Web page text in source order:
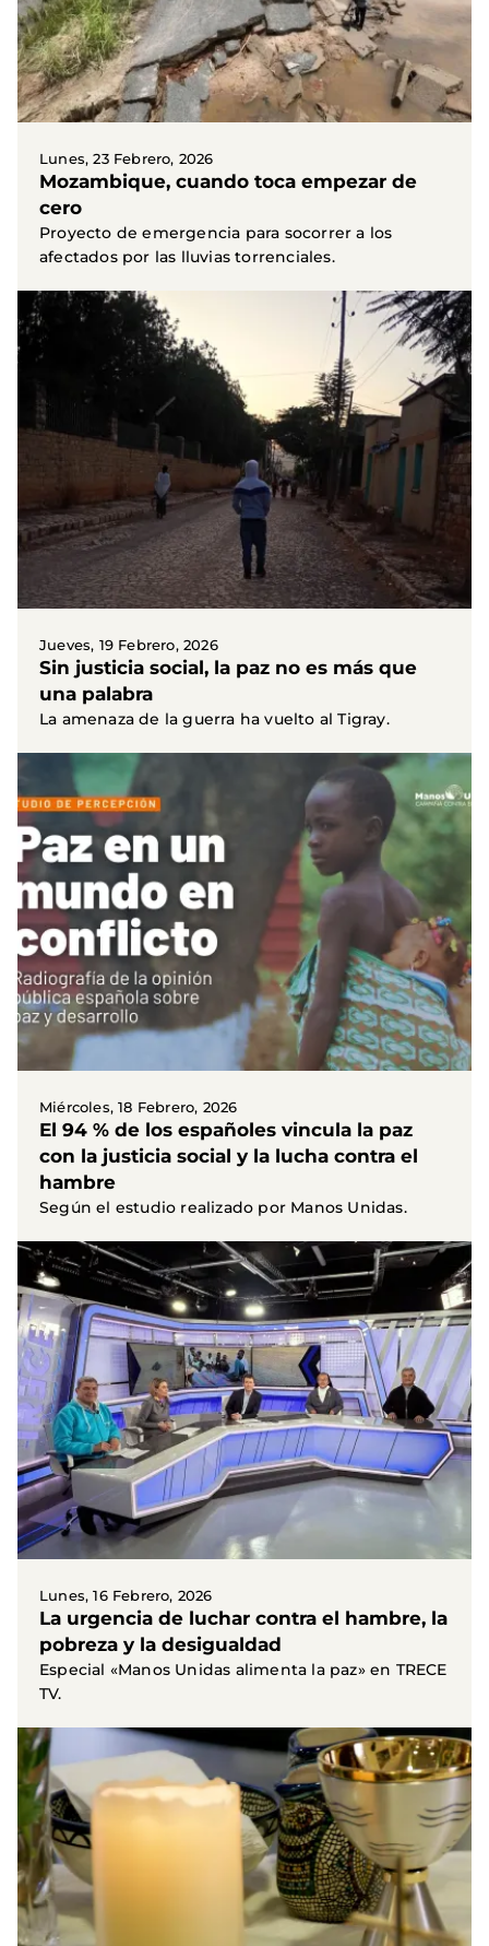
Lunes, 23 Febrero, 2026
Mozambique, cuando toca empezar de
cero
Proyecto de emergencia para socorrer a los
afectados por las lluvias torrenciales.
Jueves, 19 Febrero, 2026
Sin justicia social, la paz no es más que
una palabra
La amenaza de la guerra ha vuelto al Tigray.
Miércoles, 18 Febrero, 2026
El 94 % de los españoles vincula la paz
con la justicia social y la lucha contra el
hambre
Según el estudio realizado por Manos Unidas.
Lunes, 16 Febrero, 2026
La urgencia de luchar contra el hambre, la
pobreza y la desigualdad
Especial «Manos Unidas alimenta la paz» en TRECE
TV.